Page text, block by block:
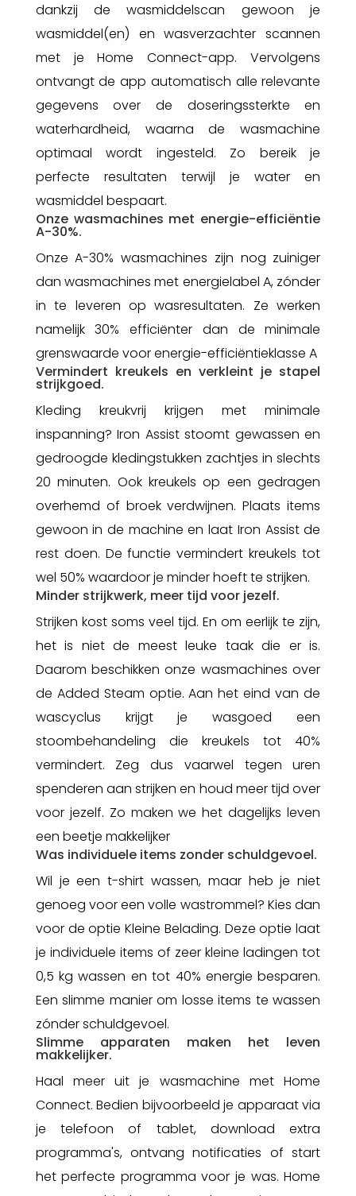
dankzij de wasmiddelscan gewoon je
wasmiddel(en) en wasverzachter scannen
met je Home Connect-app. Vervolgens
ontvangt de app automatisch alle relevante
gegevens over de doseringssterkte en
waterhardheid, waarna de wasmachine
optimaal wordt ingesteld. Zo bereik je
perfecte resultaten terwijl je water en
wasmiddel bespaart.
Onze wasmachines met energie-efficiëntie
A-30%.
Onze A-30% wasmachines zijn nog zuiniger
dan wasmachines met energielabel A, zónder
in te leveren op wasresultaten. Ze werken
namelijk 30% efficiënter dan de minimale
grenswaarde voor energie-efficiëntieklasse A
Vermindert kreukels en verkleint je stapel
strijkgoed.
Kleding kreukvrij krijgen met minimale
inspanning? Iron Assist stoomt gewassen en
gedroogde kledingstukken zachtjes in slechts
20 minuten. Ook kreukels op een gedragen
overhemd of broek verdwijnen. Plaats items
gewoon in de machine en laat Iron Assist de
rest doen. De functie vermindert kreukels tot
wel 50% waardoor je minder hoeft te strijken.
Minder strijkwerk, meer tijd voor jezelf.
Strijken kost soms veel tijd. En om eerlijk te zijn,
het is niet de meest leuke taak die er is.
Daarom beschikken onze wasmachines over
de Added Steam optie. Aan het eind van de
wascyclus krijgt je wasgoed een
stoombehandeling die kreukels tot 40%
vermindert. Zeg dus vaarwel tegen uren
spenderen aan strijken en houd meer tijd over
voor jezelf. Zo maken we het dagelijks leven
een beetje makkelijker
Was individuele items zonder schuldgevoel.
Wil je een t-shirt wassen, maar heb je niet
genoeg voor een volle wastrommel? Kies dan
voor de optie Kleine Belading. Deze optie laat
je individuele items of zeer kleine ladingen tot
0,5 kg wassen en tot 40% energie besparen.
Een slimme manier om losse items te wassen
zónder schuldgevoel.
Slimme apparaten maken het leven
makkelijker.
Haal meer uit je wasmachine met Home
Connect. Bedien bijvoorbeeld je apparaat via
je telefoon of tablet, download extra
programma's, ontvang notificaties of start
het perfecte programma voor je was. Home